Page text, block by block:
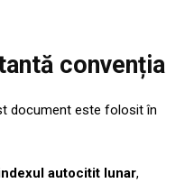
convenția
document este folosit în
autocitit lunar,